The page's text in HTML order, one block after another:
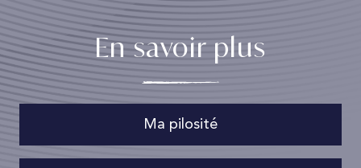
En savoir plus
Ma pilosité